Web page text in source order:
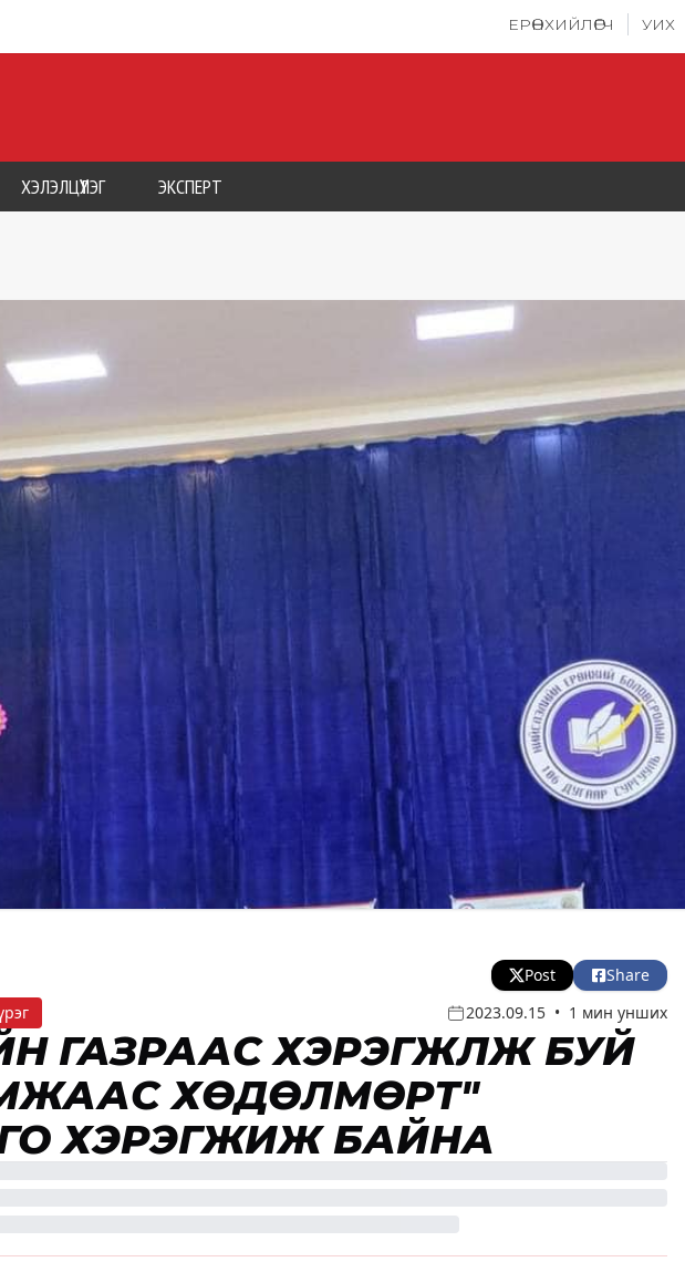
ЕРӨНХИЙЛӨГЧ УИХ
ХЭЛЭЛЦҮҮЛЭГ ЭКСПЕРТ
Post
Share
2023.09.15 • 1 мин унших
ГАЗРААС ХЭРЭГЖҮҮЛЖ БУЙ
ХӨДӨЛМӨРТ"
ХЭРЭГЖИЖ БАЙНА